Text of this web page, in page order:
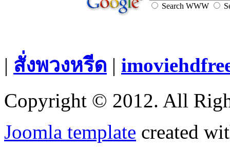
Search WWW
| สั่งพวงหรีด |
Copyright © 2012. All
Joomla template created